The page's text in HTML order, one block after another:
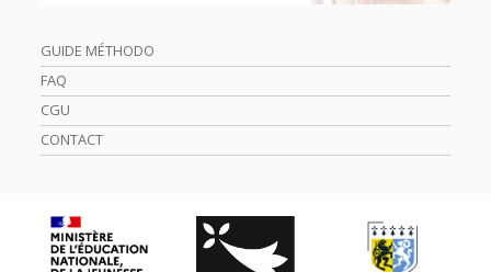
GUIDE MÉTHODO
FAQ
CGU
CONTACT